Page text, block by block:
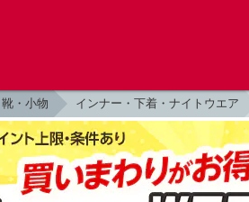
・小物 インナー・下着・ナイトウエア